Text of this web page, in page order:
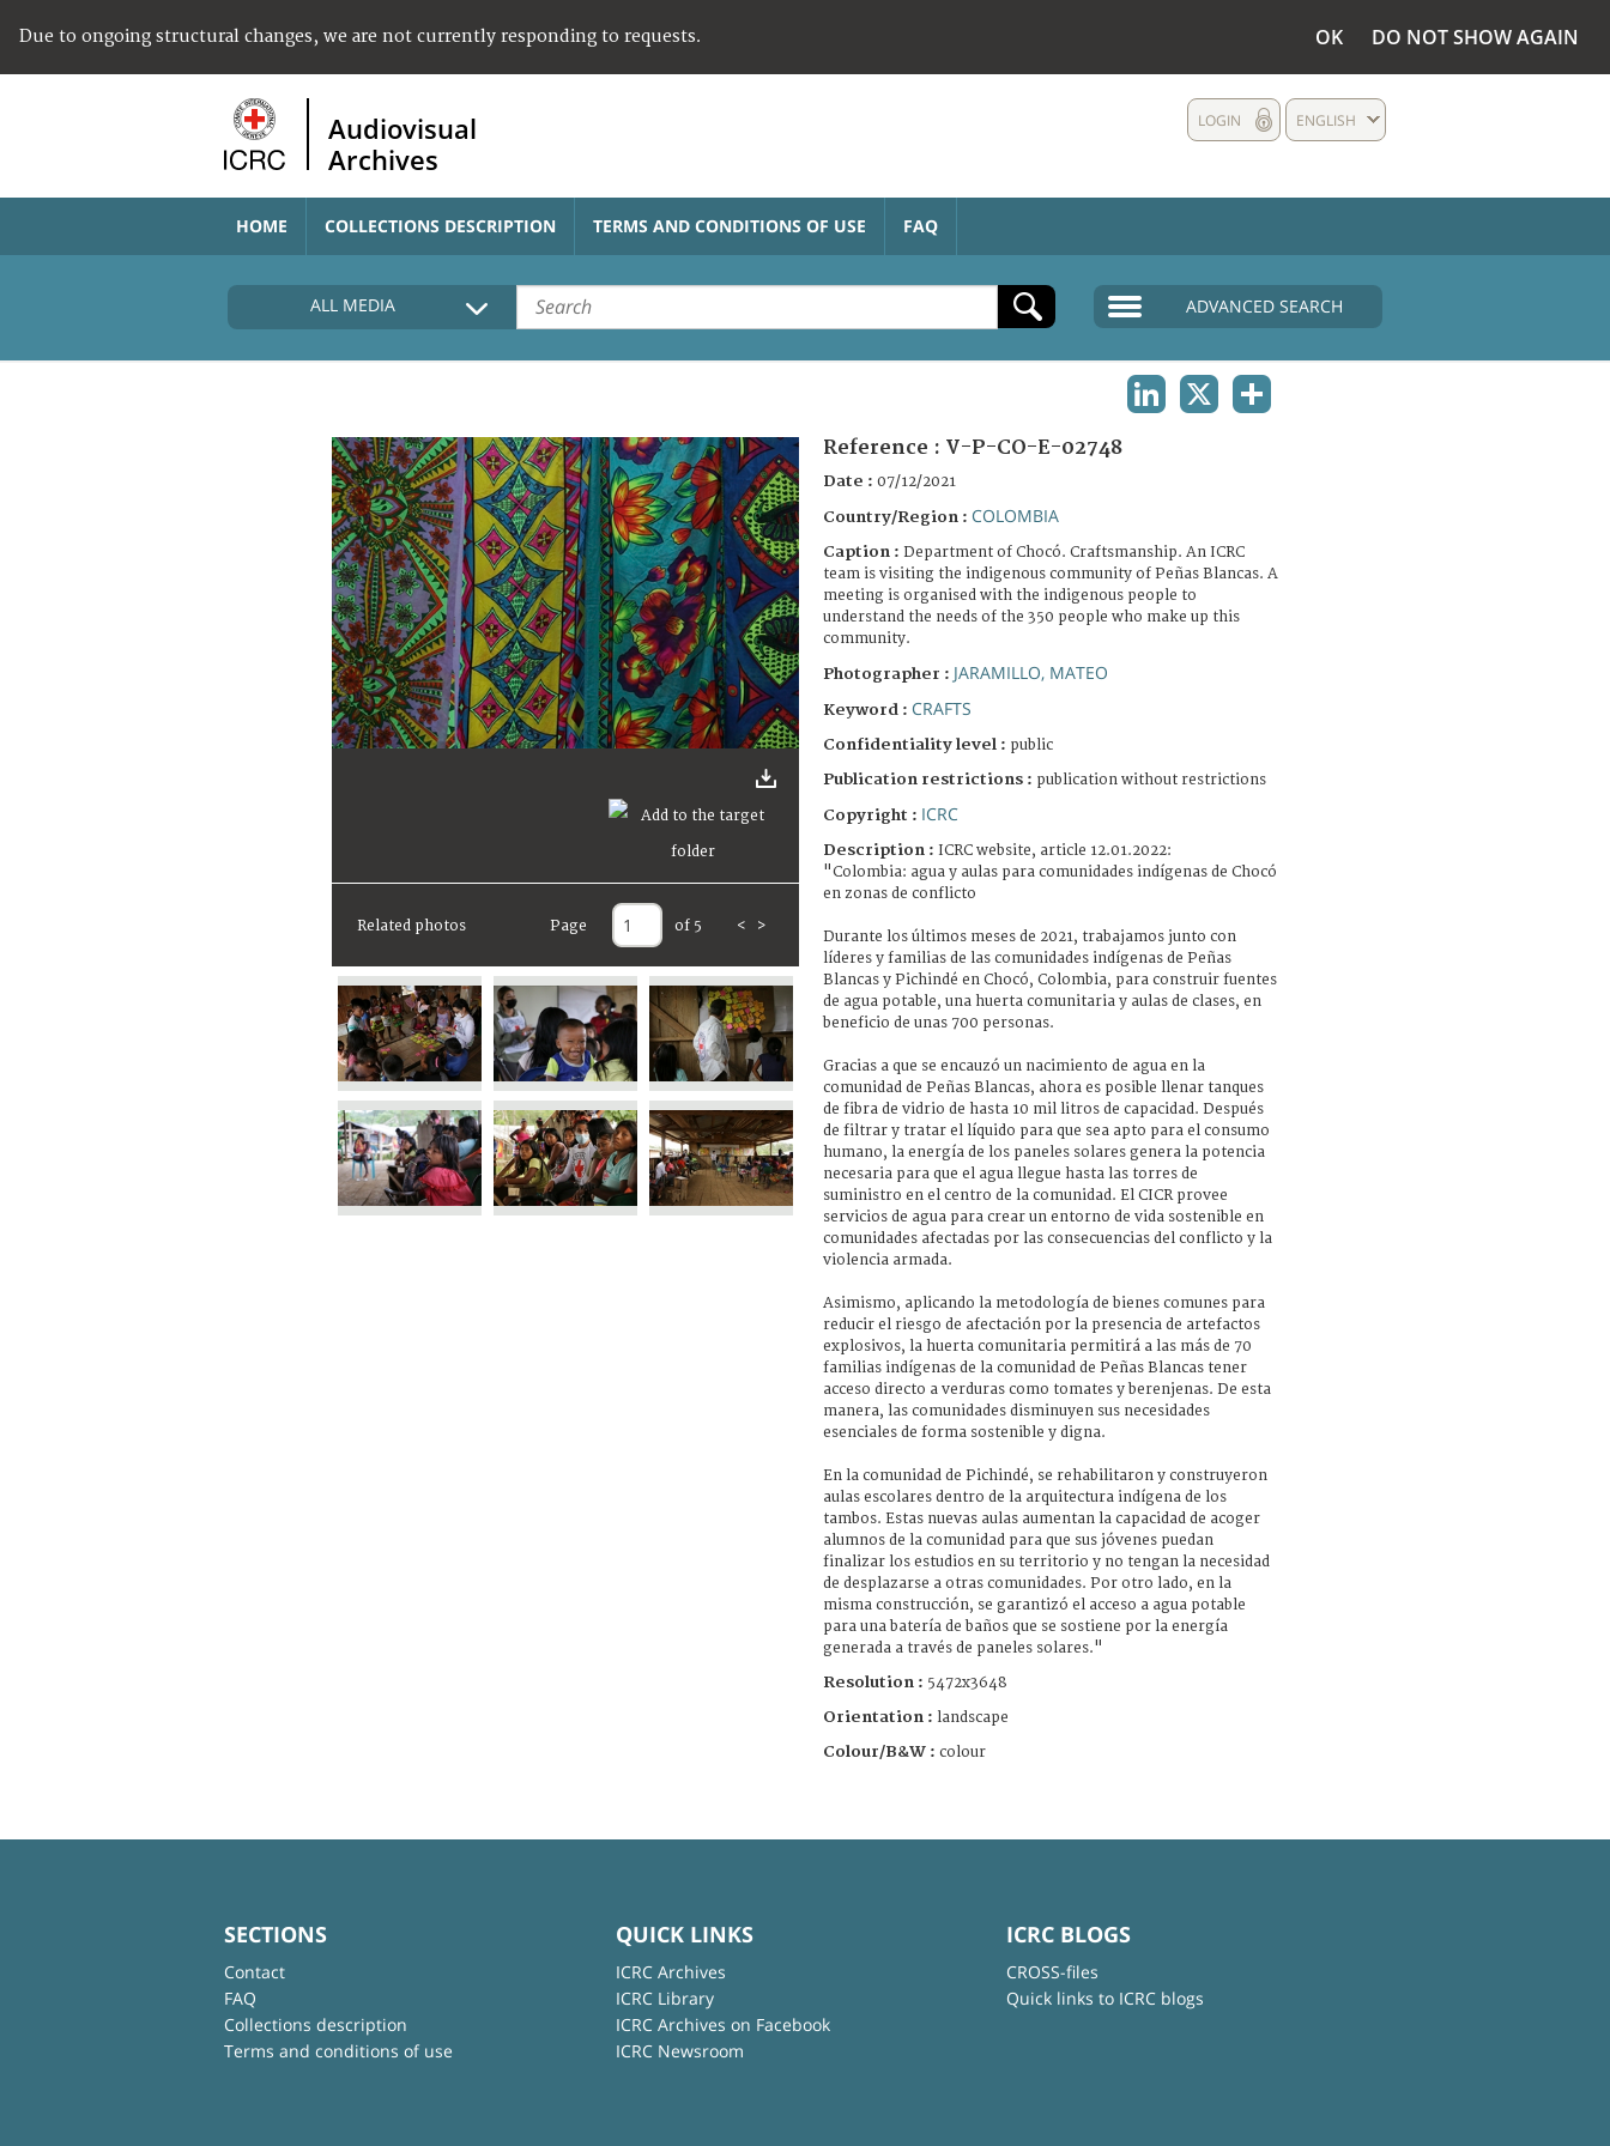
Due to ongoing structural changes, we are not currently responding to requests. OK DO NOT SHOW AGAIN
Audiovisual
Archives
ENGLISH
LOGIN
HOME COLLECTIONS DESCRIPTION TERMS AND CONDITIONS OF USE FAQ
ALL MEDIA ADVANCED SEARCH
Related photos Page of 5 < >
Reference : V-P-CO-E-02748
Date : 07/12/2021
Country/Region : COLOMBIA
Caption : Department of Chocó. Craftsmanship. An ICRC
team is visiting the indigenous community of Peñas Blancas. A
meeting is organised with the indigenous people to
understand the needs of the 350 people who make up this
community.
Photographer : JARAMILLO, MATEO
Keyword : CRAFTS
Confidentiality level : public
Publication restrictions : publication without restrictions
Copyright : ICRC
Description : ICRC website, article 12.01.2022:
"Colombia: agua y aulas para comunidades indígenas de Chocó
en zonas de conflicto
Durante los últimos meses de 2021, trabajamos junto con
líderes y familias de las comunidades indígenas de Peñas
Blancas y Pichindé en Chocó, Colombia, para construir fuentes
de agua potable, una huerta comunitaria y aulas de clases, en
beneficio de unas 700 personas.
Gracias a que se encauzó un nacimiento de agua en la
comunidad de Peñas Blancas, ahora es posible llenar tanques
de fibra de vidrio de hasta 10 mil litros de capacidad. Después
de filtrar y tratar el líquido para que sea apto para el consumo
humano, la energía de los paneles solares genera la potencia
necesaria para que el agua llegue hasta las torres de
suministro en el centro de la comunidad. El CICR provee
servicios de agua para crear un entorno de vida sostenible en
comunidades afectadas por las consecuencias del conflicto y la
violencia armada.
Asimismo, aplicando la metodología de bienes comunes para
reducir el riesgo de afectación por la presencia de artefactos
explosivos, la huerta comunitaria permitirá a las más de 70
familias indígenas de la comunidad de Peñas Blancas tener
acceso directo a verduras como tomates y berenjenas. De esta
manera, las comunidades disminuyen sus necesidades
esenciales de forma sostenible y digna.
En la comunidad de Pichindé, se rehabilitaron y construyeron
aulas escolares dentro de la arquitectura indígena de los
tambos. Estas nuevas aulas aumentan la capacidad de acoger
alumnos de la comunidad para que sus jóvenes puedan
finalizar los estudios en su territorio y no tengan la necesidad
de desplazarse a otras comunidades. Por otro lado, en la
misma construcción, se garantizó el acceso a agua potable
para una batería de baños que se sostiene por la energía
generada a través de paneles solares."
Resolution : 5472x3648
Orientation : landscape
Colour/B&W : colour
SECTIONS
Contact
FAQ
Collections description
Terms and conditions of use
QUICK LINKS
ICRC Archives
ICRC Library
ICRC Archives on Facebook
ICRC Newsroom
ICRC BLOGS
CROSS-files
Quick links to ICRC blogs